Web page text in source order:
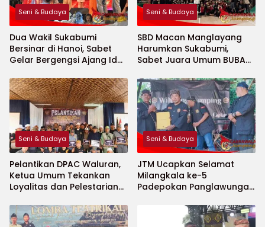
Seni & Budaya
Dua Wakil Sukabumi
Bersinar di Hanoi, Sabet
Gelar Bergengsi Ajang Idol
Seni & Budaya
SBD Macan Manglayang
Harumkan Sukabumi,
Sabet Juara Umum BUBAT
Seni & Budaya
Pelantikan DPAC Waluran,
Ketua Umum Tekankan
Loyalitas dan Pelestarian
Seni & Budaya
JTM Ucapkan Selamat
Milangkala ke-5
Padepokan Panglawungan
Komitmen Lestarikan
Budaya Sunda